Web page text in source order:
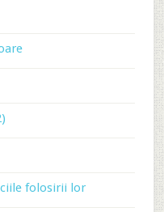
folosirii lor